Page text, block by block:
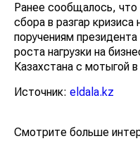
Ранее сообщалось, что
сбора в разгар
поручениям
роста нагрузки на
Казахстана с мотыгой в
Источник: eldala.kz
Смотрите больше